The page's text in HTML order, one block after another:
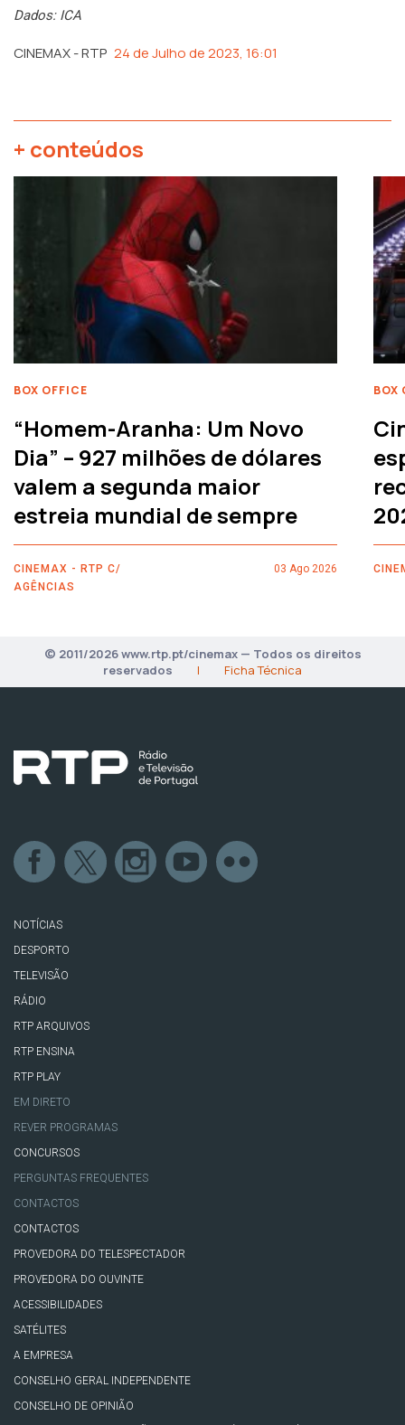
Dados: ICA
CINEMAX - RTP 24 de Julho de 2023, 16:01
+ conteúdos
BOX OFFICE
“Homem-Aranha: Um Novo
Dia” – 927 milhões de dólares
valem a segunda maior
estreia mundial de sempre
CINEMAX - RTP C/
AGÊNCIAS
03 Ago 2026
BOX
© 2011/2026 www.rtp.pt/cinemax — Todos os direitos
reservados
| Ficha Técnica
NOTÍCIAS
DESPORTO
TELEVISÃO
RÁDIO
RTP ARQUIVOS
RTP ENSINA
RTP PLAY
EM DIRETO
REVER PROGRAMAS
CONCURSOS
PERGUNTAS FREQUENTES
CONTACTOS
CONTACTOS
PROVEDORA DO TELESPECTADOR
PROVEDORA DO OUVINTE
ACESSIBILIDADES
SATÉLITES
A EMPRESA
CONSELHO GERAL INDEPENDENTE
CONSELHO DE OPINIÃO